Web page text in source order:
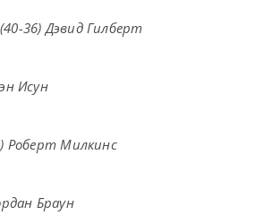
36) Дэвид Гилберт
Исун
Роберт Милкинс
Браун